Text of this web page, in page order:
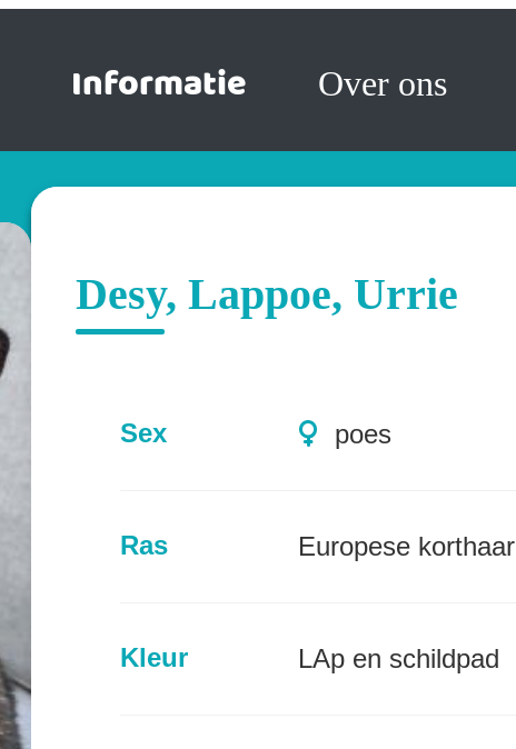
Informatie Over ons
Desy, Lappoe, Urrie
Sex poes
Ras Europese korthaar
Kleur LAp en schildpad